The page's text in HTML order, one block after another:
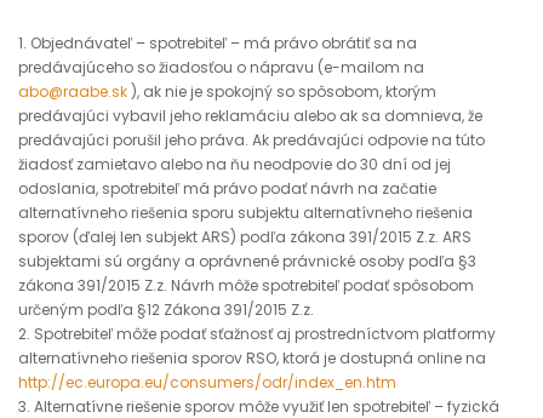
1. Objednávateľ – spotrebiteľ – má právo obrátiť sa na
predávajúceho so žiadosťou o nápravu (e-mailom na
abo@raabe.sk ), ak nie je spokojný so spôsobom, ktorým
predávajúci vybavil jeho reklamáciu alebo ak sa domnieva, že
predávajúci porušil jeho práva. Ak predávajúci odpovie na túto
žiadosť zamietavo alebo na ňu neodpovie do 30 dní od jej
odoslania, spotrebiteľ má právo podať návrh na začatie
alternatívneho riešenia sporu subjektu alternatívneho riešenia
sporov (ďalej len subjekt ARS) podľa zákona 391/2015 Z.z. ARS
subjektami sú orgány a oprávnené právnické osoby podľa §3
zákona 391/2015 Z.z. Návrh môže spotrebiteľ podať spôsobom
určeným podľa §12 Zákona 391/2015 Z.z.
2. Spotrebiteľ môže podať sťažnosť aj prostredníctvom platformy
alternatívneho riešenia sporov RSO, ktorá je dostupná online na
http://ec.europa.eu/consumers/odr/index_en.htm
3. Alternatívne riešenie sporov môže využiť len spotrebiteľ – fyzická